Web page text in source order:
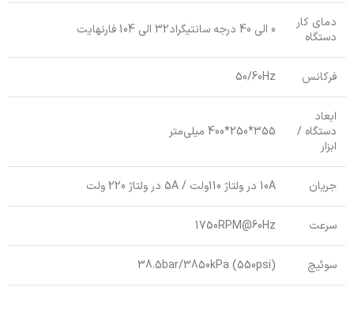
دمای کار
دستگاه
0 الی 40 درجه سانتیگراد32 الی 104 فارنهایت
فرکانس 50/60Hz
ابعاد
دستگاه /
ابزار
355*250*400 میلی‌متر
جریان 10A در ولتاژ 110ولت / 5A در ولتاژ 220 ولت
سرعت 1750RPM@60Hz
سوئیچ 38.5bar/3850kPa (550psi)